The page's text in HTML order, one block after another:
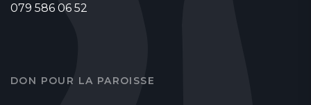
079 586 06 52
DON POUR LA PAROISSE